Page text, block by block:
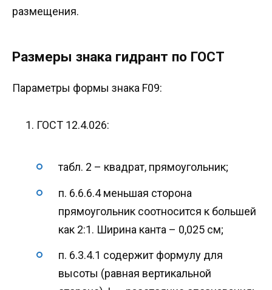
размещения.
Размеры знака гидрант по ГОСТ
Параметры формы знака F09:
ГОСТ 12.4.026:
табл. 2 – квадрат, прямоугольник;
п. 6.6.6.4 меньшая сторона
прямоугольник соотносится к большей
как 2:1. Ширина канта – 0,025 см;
п. 6.3.4.1 содержит формулу для
высоты (равная вертикальной